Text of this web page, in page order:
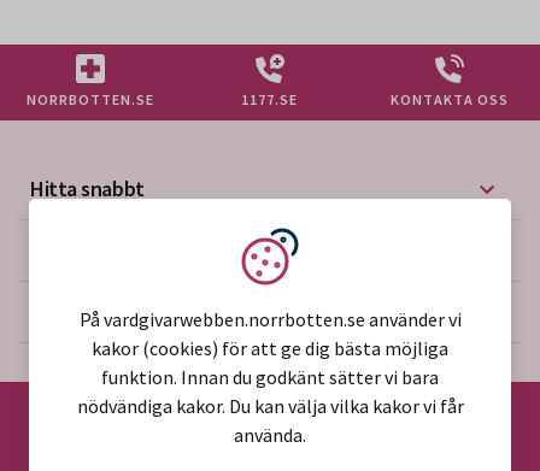
NORRBOTTEN.SE 1177.SE KONTAKTA OSS
Hitta snabbt
Mer på vårdgivarwebben
Om webbplatsen
Vi använder kakor
På vardgivarwebben.norrbotten.se använder vi
kakor (cookies) för att ge dig bästa möjliga
funktion. Innan du godkänt sätter vi bara
nödvändiga kakor. Du kan välja vilka kakor vi får
använda.